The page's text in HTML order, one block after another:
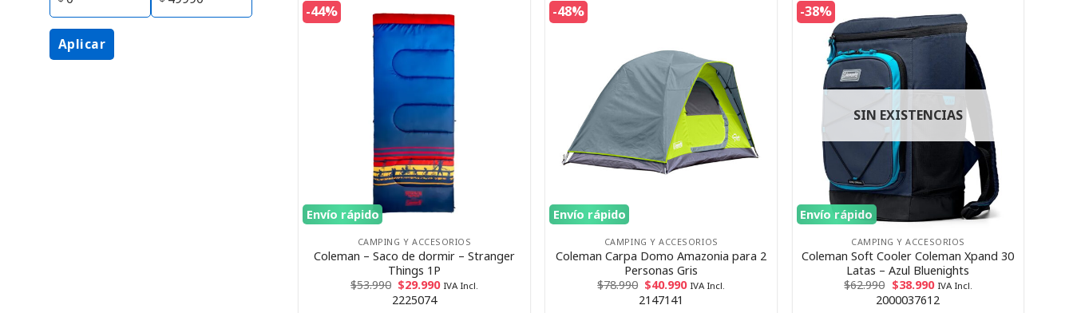
Aplicar
-44%
Envío rápido
CAMPING Y ACCESORIOS
Coleman – Saco de dormir – Stranger
Things 1P
$53.990 $29.990 IVA Incl.
2225074
-48%
Envío rápido
CAMPING Y ACCESORIOS
Coleman Carpa Domo Amazonia para 2
Personas Gris
$78.990 $40.990 IVA Incl.
2147141
-38%
Envío rápido
SIN EXISTENCIAS
CAMPING Y ACCESORIOS
Coleman Soft Cooler Coleman Xpand 30
Latas – Azul Bluenights
$62.990 $38.990 IVA Incl.
2000037612